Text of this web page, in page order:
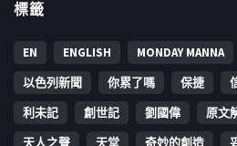
標籤
EN ENGLISH MONDAY MANNA
以色列新聞
你累了嗎 保捷
利未記
創世記 劉國偉 原文